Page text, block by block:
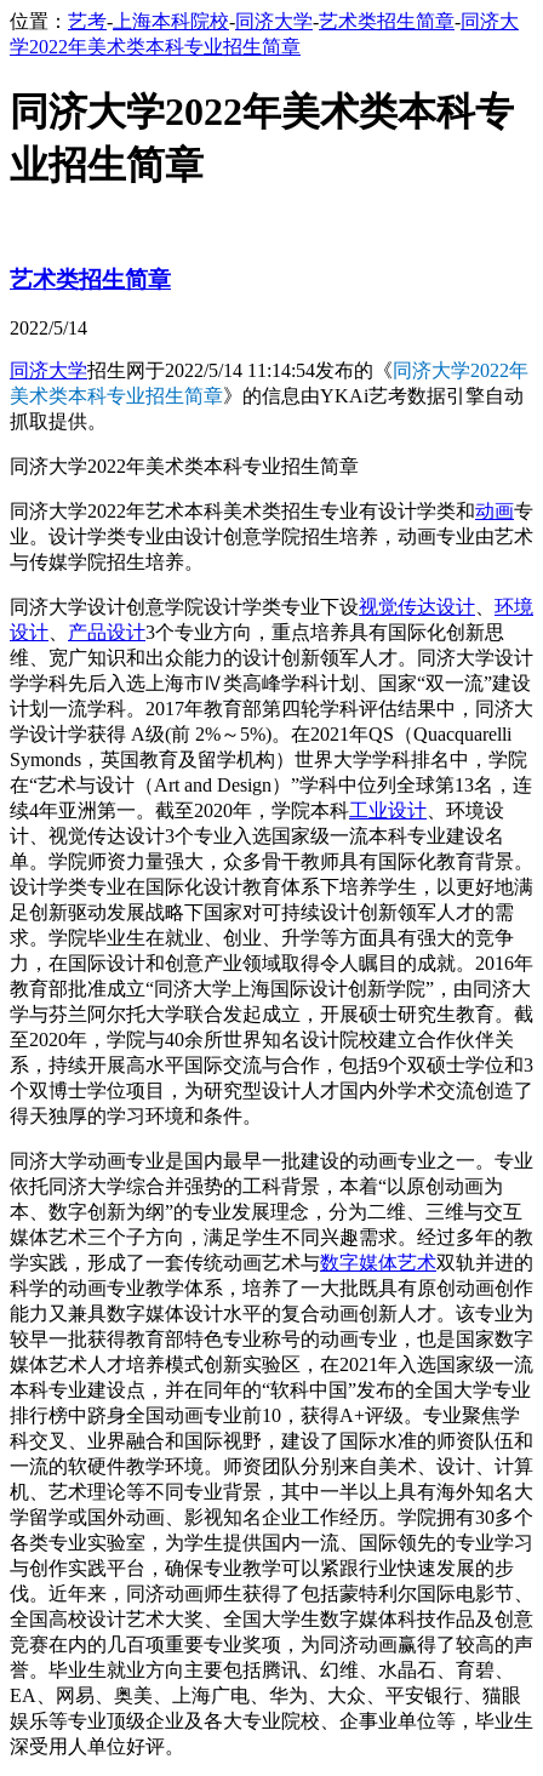
位置： 艺考- 上海本科院校-同济大学-艺术类招生简章-同济大
学2022年美术类本科专业招生简章
同济大学2022年美术类本科专
业招生简章
艺术类招生简章
2022/5/14
同济大学招生网于2022/5/14 11:14:54发布的《同济大学2022年
美术类本科专业招生简章》的信息由YKAi艺考数据引擎自动
抓取提供。
同济大学2022年美术类本科专业招生简章
同济大学2022年艺术本科美术类招生专业有设计学类和动画专
业。设计学类专业由设计创意学院招生培养，动画专业由艺术
与传媒学院招生培养。
同济大学设计创意学院设计学类专业下设视觉传达设计
环境
设计
产品设计3个专业方向，重点培养具有国际化创新思
维、宽广知识和出众能力的设计创新领军人才。同济大学设计
学学科先后入选上海市Ⅳ类高峰学科计划、国家“双一流”建设
计划一流学科。2017年教育部第四轮学科评估结果中，同济大
学设计学获得 A级(前 2%～5%)。在2021年QS（Quacquarelli
Symonds，英国教育及留学机构）世界大学学科排名中，学院
在“艺术与设计（Art and Design）”学科中位列全球第13名，连
续4年亚洲第一。截至2020年，学院本科工业设计 、环境设
计、视觉传达设计3个专业入选国家级一流本科专业建设名
单。学院师资力量强大，众多骨干教师具有国际化教育背景。
设计学类专业在国际化设计教育体系下培养学生，以更好地满
足创新驱动发展战略下国家对可持续设计创新领军人才的需
求。学院毕业生在就业、创业、升学等方面具有强大的竞争
力，在国际设计和创意产业领域取得令人瞩目的成就。2016年
教育部批准成立“同济大学上海国际设计创新学院”，由同济大
学与芬兰阿尔托大学联合发起成立，开展硕士研究生教育。截
至2020年，学院与40余所世界知名设计院校建立合作伙伴关
系，持续开展高水平国际交流与合作，包括9个双硕士学位和3
个双博士学位项目，为研究型设计人才国内外学术交流创造了
得天独厚的学习环境和条件。
同济大学动画专业是国内最早一批建设的动画专业之一。专业
依托同济大学综合并强势的工科背景，本着“以原创动画为
本、数字创新为纲”的专业发展理念，分为二维、三维与交互
媒体艺术三个子方向，满足学生不同兴趣需求。经过多年的教
学实践，形成了一套传统动画艺术与数字媒体艺术双轨并进的
科学的动画专业教学体系，培养了一大批既具有原创动画创作
能力又兼具数字媒体设计水平的复合动画创新人才。该专业为
较早一批获得教育部特色专业称号的动画专业，也是国家数字
媒体艺术人才培养模式创新实验区，在2021年入选国家级一流
本科专业建设点，并在同年的“软科中国”发布的全国大学专业
排行榜中跻身全国动画专业前10，获得A+评级。专业聚焦学
科交叉、业界融合和国际视野，建设了国际水准的师资队伍和
一流的软硬件教学环境。师资团队分别来自美术、设计、计算
机、艺术理论等不同专业背景，其中一半以上具有海外知名大
学留学或国外动画、影视知名企业工作经历。学院拥有30多个
各类专业实验室，为学生提供国内一流、国际领先的专业学习
与创作实践平台，确保专业教学可以紧跟行业快速发展的步
伐。近年来，同济动画师生获得了包括蒙特利尔国际电影节、
全国高校设计艺术大奖、全国大学生数字媒体科技作品及创意
竞赛在内的几百项重要专业奖项，为同济动画赢得了较高的声
誉。毕业生就业方向主要包括腾讯、幻维、水晶石、育碧、
EA、网易、奥美、上海广电、华为、大众、平安银行、猫眼
娱乐等专业顶级企业及各大专业院校、企事业单位等，毕业生
深受用人单位好评。